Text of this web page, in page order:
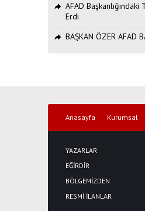
AFAD Başkanlığındaki
Erdi
BAŞKAN ÖZER AFAD
Anasayfa Kurumsal
YAZARLAR
EĞİRDİR
BÖLGEMİZDEN
RESMİ İLANLAR